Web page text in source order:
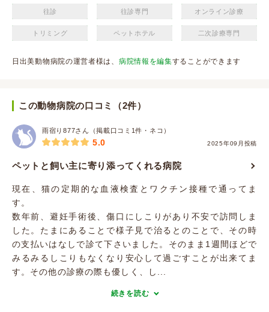
往診 往診専門 オンライン診療
トリミング ペットホテル 二次診療専門
日出美動物病院の運営者様は、 病院情報を編集することができます
この動物病院の口コミ（2件）
雨宿り877さん（掲載口コミ1件・ネコ）
2025年09月投稿
5.0
ペットと飼い主に寄り添ってくれる病院
現在、猫の定期的な血液検査とワクチン接種で通ってま
す。
数年前、避妊手術後、傷口にしこりがあり不安で訪問しま
した。たまにあることで様子見で治るとのことで、その時
の支払いはなしで診て下さいました。そのまま1週間ほどで
みるみるしこりもなくなり安心して過ごすことが出来てま
す。その他の診療の際も優しく、し...
続きを読む